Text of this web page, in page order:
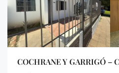
COCHRANE Y GARRIGÓ –